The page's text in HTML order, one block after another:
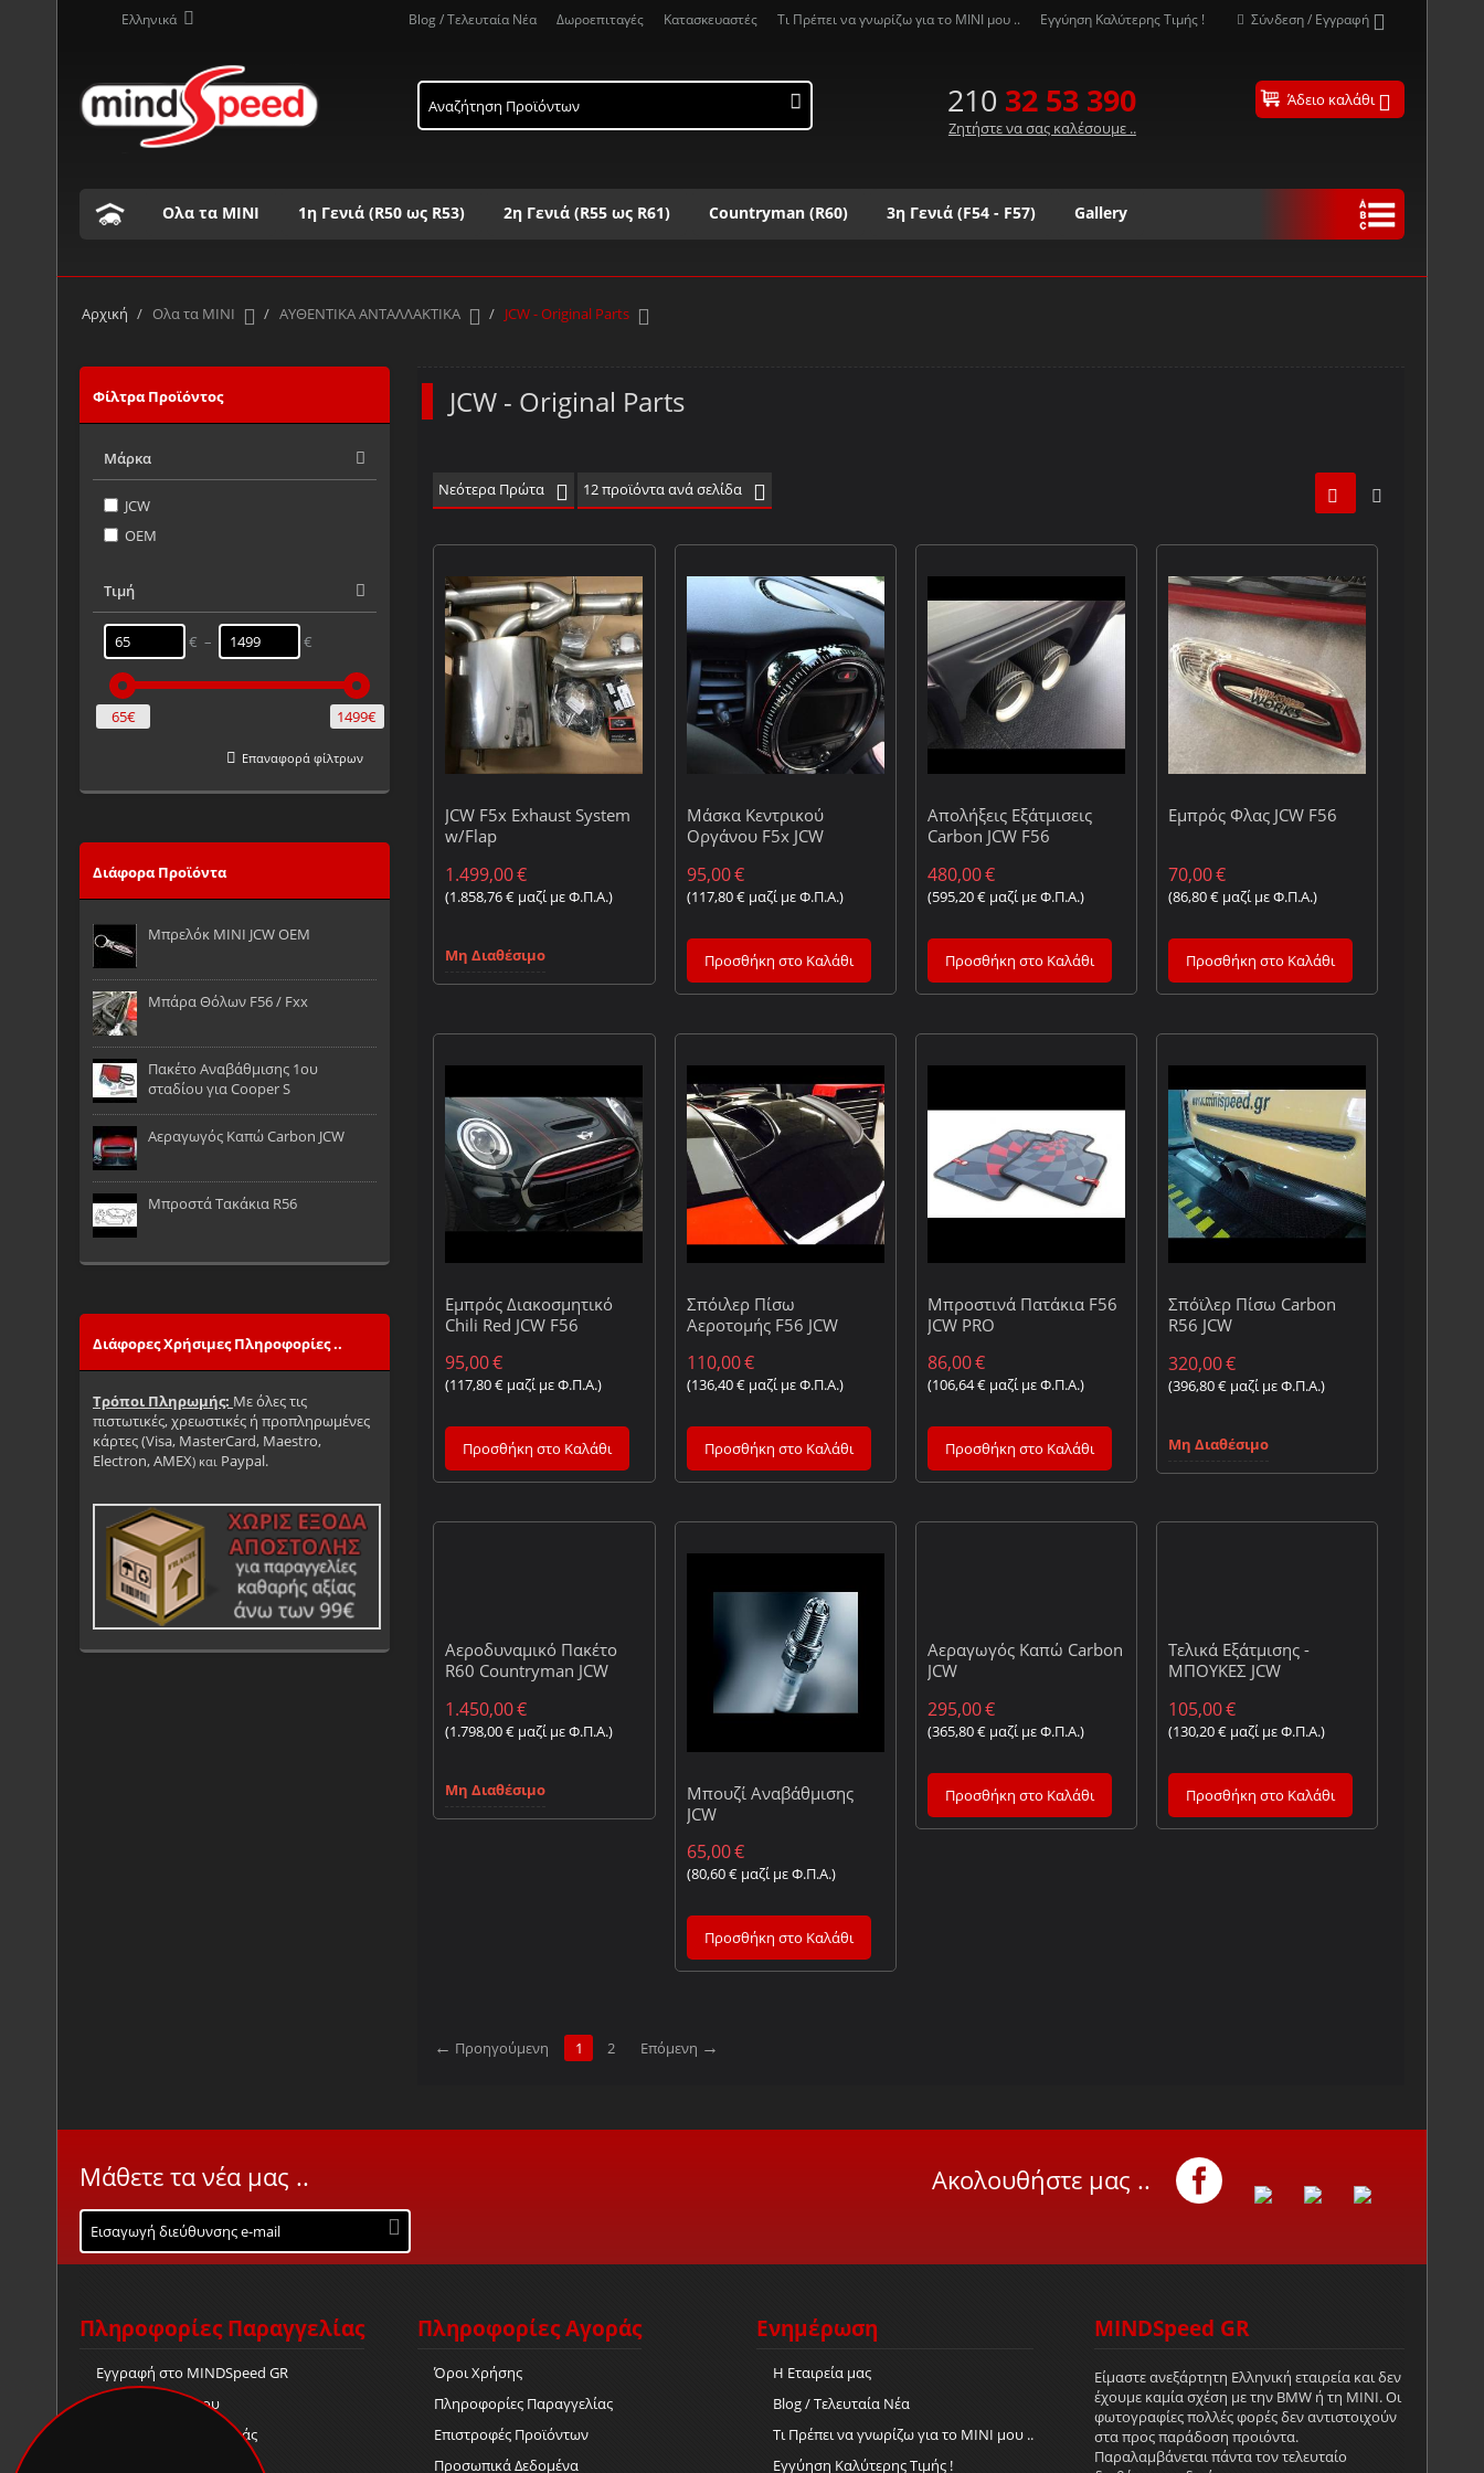
Ελληνικά Σύνδεση / Εγγραφή
Blog / Τελευταία Νέα Δωροεπιταγές Κατασκευαστές Τι Πρέπει να γνωρίζω για το MΙΝΙ μου .. Εγγύηση Καλύτερης Τιμής !
210 32 53 390
Ζητήστε να σας καλέσουμε ..
Άδειο καλάθι
Ολα τα ΜΙΝΙ 1η Γενιά (R50 ως R53) 2η Γενιά (R55 ως R61) Countryman (R60) 3η Γενιά (F54 - F57) Gallery
Αρχική / Ολα τα ΜΙΝΙ / ΑΥΘΕΝΤΙΚΑ ΑΝΤΑΛΛΑΚΤΙΚΑ / JCW - Original Parts
Φίλτρα Προϊόντος
Μάρκα
JCW
OEM
Τιμή
€ – €
65€ 1499€
Επαναφορά φίλτρων
Διάφορα Προϊόντα
Μπρελόκ MINI JCW OEM
Μπάρα Θόλων F56 / Fxx
Πακέτο Αναβάθμισης 1ου
σταδίου για Cooper S
Αεραγωγός Καπώ Carbon JCW
Μπροστά Τακάκια R56
Διάφορες Χρήσιμες Πληροφορίες ..
Τρόποι Πληρωμής: Με όλες τις
πιστωτικές, χρεωστικές ή προπληρωμένες
κάρτες (Visa, MasterCard, Maestro,
Electron, AMEX) και Paypal.
JCW - Original Parts
Νεότερα Πρώτα 12 προϊόντα ανά σελίδα
JCW F5x Exhaust System
w/Flap
1.499,00€
(1.858,76€ μαζί με Φ.Π.Α.)
Μη Διαθέσιμο
Μάσκα Κεντρικού
Οργάνου F5x JCW
95,00€
(117,80€μαζί με Φ.Π.Α.)
Προσθήκη στο Καλάθι
Απολήξεις Εξάτμισεις
Carbon JCW F56
480,00€
(595,20€μαζί με Φ.Π.Α.)
Προσθήκη στο Καλάθι
Εμπρός Φλας JCW F56
70,00€
(86,80€μαζί με Φ.Π.Α.)
Προσθήκη στο Καλάθι
Εμπρός Διακοσμητικό
Chili Red JCW F56
95,00€
(117,80€ μαζί με Φ.Π.Α.)
Προσθήκη στο Καλάθι
Σπόιλερ Πίσω
Αεροτομής F56 JCW
110,00€
(136,40€μαζί με Φ.Π.Α.)
Προσθήκη στο Καλάθι
Μπροστινά Πατάκια F56
JCW PRO
86,00€
(106,64€μαζί με Φ.Π.Α.)
Προσθήκη στο Καλάθι
Σπόϊλερ Πίσω Carbon
R56 JCW
320,00€
(396,80€μαζί με Φ.Π.Α.)
Μη Διαθέσιμο
Αεροδυναμικό Πακέτο
R60 Countryman JCW
1.450,00€
(1.798,00€ μαζί με Φ.Π.Α.)
Μη Διαθέσιμο
Μπουζί Αναβάθμισης
JCW
65,00€
(80,60€μαζί με Φ.Π.Α.)
Προσθήκη στο Καλάθι
Αεραγωγός Καπώ Carbon
JCW
295,00€
(365,80€μαζί με Φ.Π.Α.)
Προσθήκη στο Καλάθι
Τελικά Εξάτμισης -
ΜΠΟΥΚΕΣ JCW
105,00€
(130,20€μαζί με Φ.Π.Α.)
Προσθήκη στο Καλάθι
Προηγούμενη 1 2 Επόμενη
Μάθετε τα νέα μας .. Ακολουθήστε μας ..
Πληροφορίες Παραγγελίας
Εγγραφή στο MINDSpeed GR
Η Παραγγελία μου
Λίστα Επιθυμίας Αγοράς
Πληροφορίες Αγοράς
Όροι Χρήσης
Πληροφορίες Παραγγελίας
Επιστροφές Προϊόντων
Προσωπικά Δεδομένα
Ενημέρωση
Η Εταιρεία μας
Blog / Τελευταία Νέα
Τι Πρέπει να γνωρίζω για το MΙΝΙ μου ..
Εγγύηση Καλύτερης Τιμής !
MINDSpeed GR
Είμαστε ανεξάρτητη Ελληνική εταιρεία και δεν
έχουμε καμία σχέση με την BMW ή τη ΜΙΝΙ. Οι
φωτογραφίες πολλές φορές δεν αντιστοιχούν
στα προς παράδοση προιόντα.
Παραλαμβάνεται πάντα τον τελευταίο